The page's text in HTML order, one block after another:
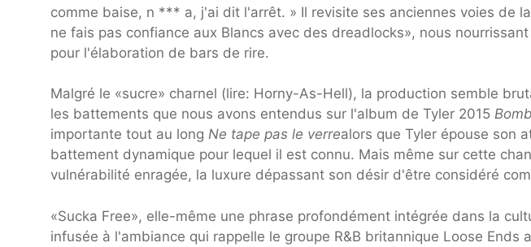
comme baise, n *** a, j'ai dit l'arrêt. » Il revisite ses anciennes voies de
ne fais pas confiance aux Blancs avec des dreadlocks», nous
pour l'élaboration de bars de rire.
Malgré le «sucre» charnel (lire: Horny-As-Hell), la production semble
les battements que nous avons entendus sur l'album de Tyler 2015
importante tout au long Ne tape pas le verrealors que Tyler épouse son
battement dynamique pour lequel il est connu. Mais même sur cette
vulnérabilité enragée, la luxure dépassant son désir d'être considéré
«Sucka Free», elle-même une phrase profondément intégrée dans la
infusée à l'ambiance qui rappelle le groupe R&B britannique Loose Ends